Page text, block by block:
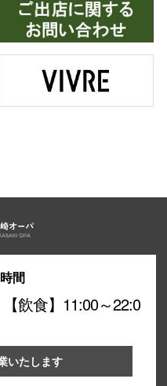
間
飲食】11:00～22:0
いたします